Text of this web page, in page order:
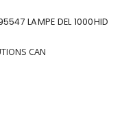
LAMPE DEL 1000HID
CAN